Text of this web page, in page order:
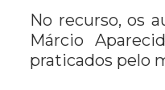
No recurso, os
Márcio
praticados pelo